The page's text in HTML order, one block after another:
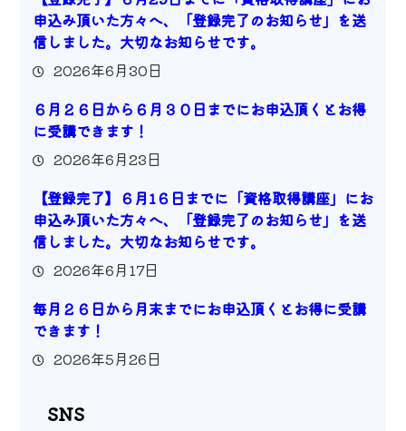
申込み頂いた方々へ、「登録完了のお知らせ」を送
信しました。大切なお知らせです。
2026年6月30日
６月２６日から６月３０日までにお申込頂くとお得
に受講できます！
2026年6月23日
【登録完了】６月1６日までに「資格取得講座」にお
申込み頂いた方々へ、「登録完了のお知らせ」を送
信しました。大切なお知らせです。
2026年6月17日
毎月２６日から月末までにお申込頂くとお得に受講
できます！
2026年5月26日
SNS